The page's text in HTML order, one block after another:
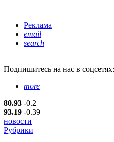
Реклама
email
search
Подпишитесь на нас в соцсетях:
more
80.93 -0.2
93.19 -0.39
новости
Рубрики